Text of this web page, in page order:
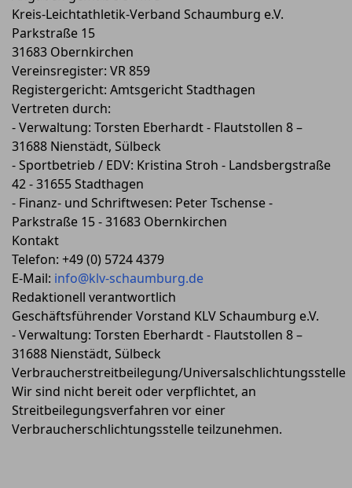
Kreis-Leichtathletik-Verband Schaumburg e.V.
Parkstraße 15
31683 Obernkirchen
Vereinsregister: VR 859
Registergericht: Amtsgericht Stadthagen
Vertreten durch:
- Verwaltung: Torsten Eberhardt - Flautstollen 8 –
31688 Nienstädt, Sülbeck
- Sportbetrieb / EDV: Kristina Stroh - Landsbergstraße
42 - 31655 Stadthagen
- Finanz- und Schriftwesen: Peter Tschense -
Parkstraße 15 - 31683 Obernkirchen
Kontakt
Telefon: +49 (0) 5724 4379
E-Mail: info@klv-schaumburg.de
Redaktionell verantwortlich
Geschäftsführender Vorstand KLV Schaumburg e.V.
- Verwaltung: Torsten Eberhardt - Flautstollen 8 –
31688 Nienstädt, Sülbeck
Verbraucherstreitbeilegung/Universalschlichtungsstelle
Wir sind nicht bereit oder verpflichtet, an
Streitbeilegungsverfahren vor einer
Verbraucherschlichtungsstelle teilzunehmen.